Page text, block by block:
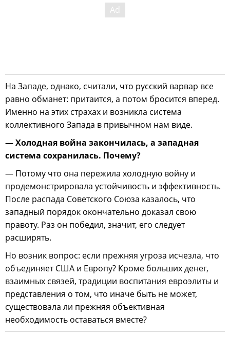
На Западе, однако, считали, что русский варвар все
равно обманет: притаится, а потом бросится вперед.
Именно на этих страхах и возникла система
коллективного Запада в привычном нам виде.
— Холодная война закончилась, а западная
система сохранилась. Почему?
— Потому что она пережила холодную войну и
продемонстрировала устойчивость и эффективность.
После распада Советского Союза казалось, что
западный порядок окончательно доказал свою
правоту. Раз он победил, значит, его следует
расширять.
Но возник вопрос: если прежняя угроза исчезла, что
объединяет США и Европу? Кроме больших денег,
взаимных связей, традиции воспитания евроэлиты и
представления о том, что иначе быть не может,
существовала ли прежняя объективная
необходимость оставаться вместе?